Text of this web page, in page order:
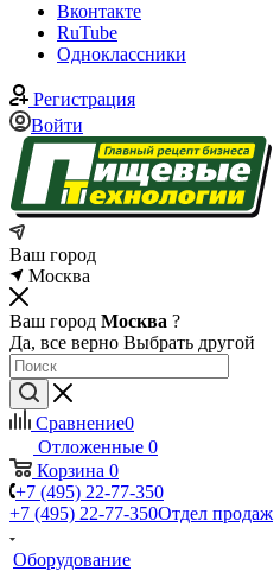
Вконтакте
RuTube
Одноклассники
Регистрация
Войти
Ваш город
Москва
Ваш город Москва ?
Да, все верно Выбрать другой
Сравнение0
Отложенные 0
Корзина 0
+7 (495) 22-77-350
+7 (495) 22-77-350Отдел продаж
Оборудование